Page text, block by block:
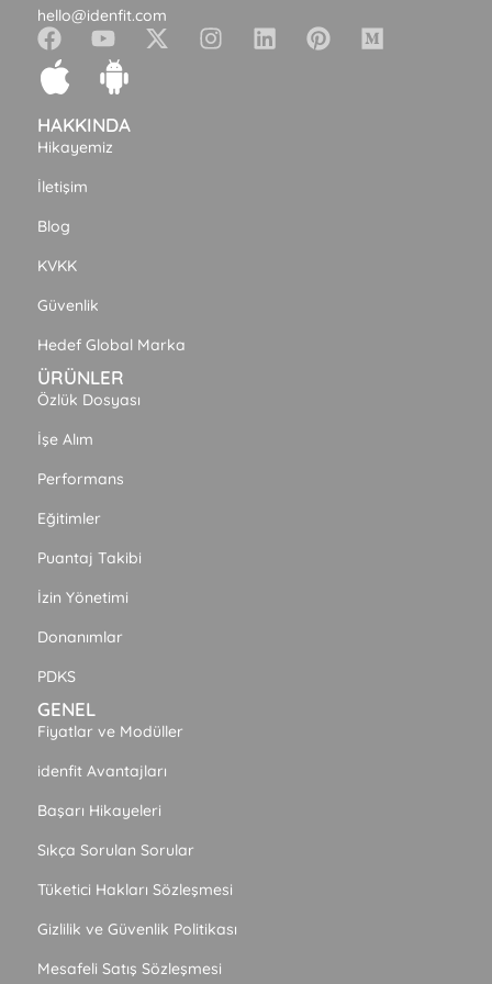
hello@idenfit.com
HAKKINDA
Hikayemiz
İletişim
Blog
KVKK
Güvenlik
Hedef Global Marka
ÜRÜNLER
Özlük Dosyası
İşe Alım
Performans
Eğitimler
Puantaj Takibi
İzin Yönetimi
Donanımlar
PDKS
GENEL
Fiyatlar ve Modüller
idenfit Avantajları
Başarı Hikayeleri
Sıkça Sorulan Sorular
Tüketici Hakları Sözleşmesi
Gizlilik ve Güvenlik Politikası
Mesafeli Satış Sözleşmesi